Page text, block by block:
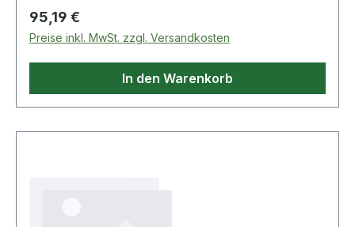
Achsgewicht von 8 t · Endlosmontage mit
Zapfen/Nut-System
Regulärer Preis:
95,19 €
Preise inkl. MwSt. zzgl. Versandkosten
In den Warenkorb